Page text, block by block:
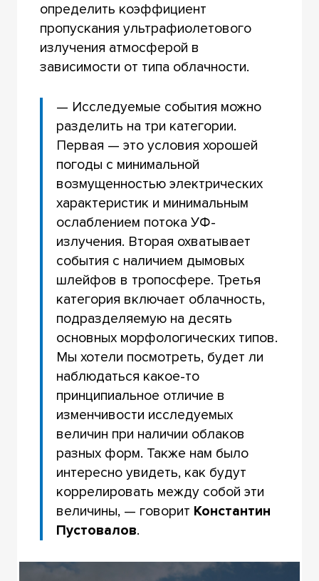
определить коэффициент
пропускания ультрафиолетового
излучения атмосферой в
зависимости от типа облачности.
— Исследуемые события можно
разделить на три категории.
Первая — это условия хорошей
погоды с минимальной
возмущенностью электрических
характеристик и минимальным
ослаблением потока УФ-
излучения. Вторая охватывает
события с наличием дымовых
шлейфов в тропосфере. Третья
категория включает облачность,
подразделяемую на десять
основных морфологических типов.
Мы хотели посмотреть, будет ли
наблюдаться какое-то
принципиальное отличие в
изменчивости исследуемых
величин при наличии облаков
разных форм. Также нам было
интересно увидеть, как будут
коррелировать между собой эти
величины, — говорит Константин
Пустовалов.